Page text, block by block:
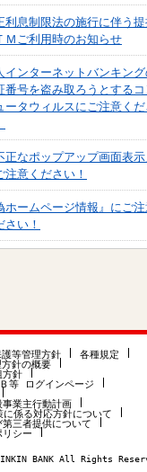
利息制限法の施行に伴う
Ｍご利用時のお知らせ
インターネットバンキン
番号を盗み取ろうとするコ
ータウィルスにご注意くだ
正なポップアップ画面表示
注意ください！
ホームページ情報』にご
さい！
等管理方針
各種規定
針の概要
方針
等 ログインページ
事業主行動計画
係る対応方針について
三者提供について
リシー
BANK All Rights